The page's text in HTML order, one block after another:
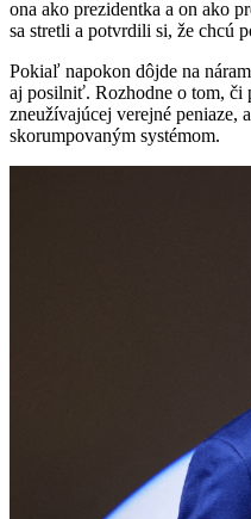
ona ako prezidentka a on ako
sa stretli a potvrdili si, že chcú
Pokiaľ napokon dôjde na
aj posilniť. Rozhodne o tom, či
zneužívajúcej verejné peniaze,
skorumpovaným systémom.